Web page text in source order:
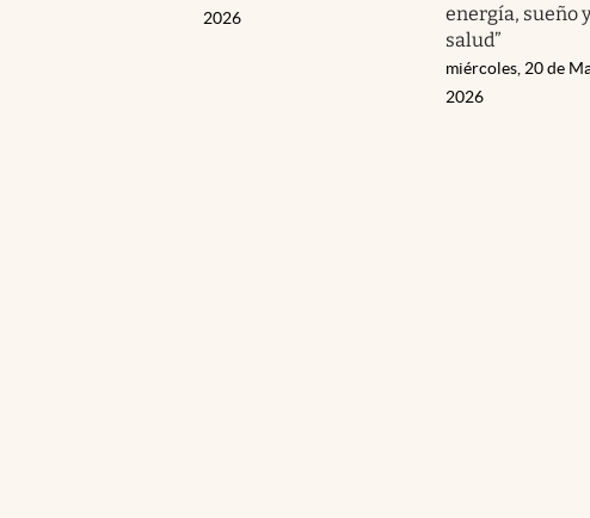
2026
energía, sueño y
salud”
miércoles, 20 de
2026